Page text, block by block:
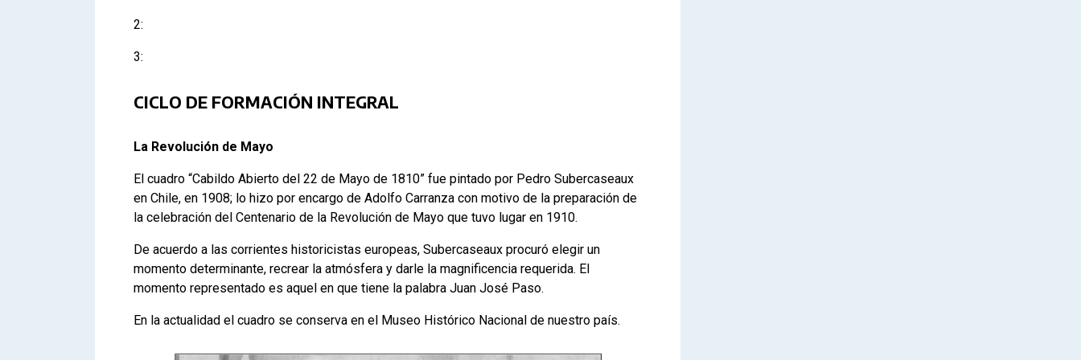
2:
3:
CICLO DE FORMACIÓN INTEGRAL
La Revolución de Mayo
El cuadro “Cabildo Abierto del 22 de Mayo de 1810” fue pintado por Pedro Subercaseaux
en Chile, en 1908; lo hizo por encargo de Adolfo Carranza con motivo de la preparación de
la celebración del Centenario de la Revolución de Mayo que tuvo lugar en 1910.
De acuerdo a las corrientes historicistas europeas, Subercaseaux procuró elegir un
momento determinante, recrear la atmósfera y darle la magnificencia requerida. El
momento representado es aquel en que tiene la palabra Juan José Paso.
En la actualidad el cuadro se conserva en el Museo Histórico Nacional de nuestro país.